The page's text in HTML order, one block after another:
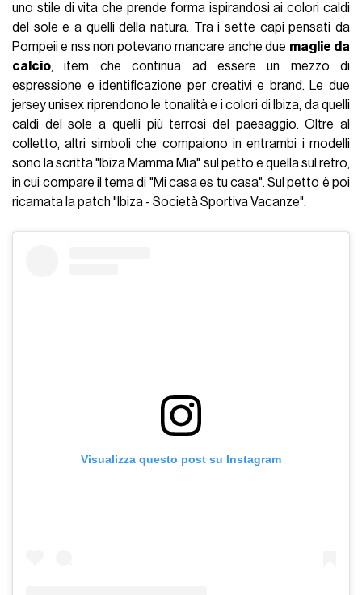
uno stile di vita che prende forma ispirandosi ai colori caldi
del sole e a quelli della natura. Tra i sette capi pensati da
Pompeii e nss non potevano mancare anche due maglie da
calcio, item che continua ad essere un mezzo di
espressione e identificazione per creativi e brand. Le due
jersey unisex riprendono le tonalità e i colori di Ibiza, da quelli
caldi del sole a quelli più terrosi del paesaggio. Oltre al
colletto, altri simboli che compaiono in entrambi i modelli
sono la scritta "Ibiza Mamma Mia" sul petto e quella sul retro,
in cui compare il tema di "Mi casa es tu casa". Sul petto è poi
ricamata la patch "Ibiza - Società Sportiva Vacanze".
Visualizza questo post su Instagram